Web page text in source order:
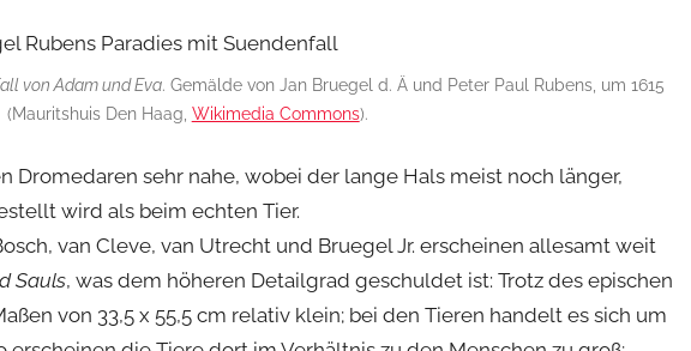
von Adam und Eva. Gemälde von Jan Bruegel d. Ä und Peter Paul Rubens, um 1615
(Mauritshuis Den Haag, Wikimedia Commons).
Dromedaren sehr nahe, wobei der lange Hals meist noch länger,
wird als beim echten Tier.
van Cleve, van Utrecht und Bruegel Jr. erscheinen allesamt weit
Sauls, was dem höheren Detailgrad geschuldet ist: Trotz des epischen
von 33,5 x 55,5 cm relativ klein; bei den Tieren handelt es sich um